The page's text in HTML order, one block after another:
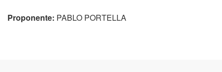
Proponente: PABLO PORTELLA